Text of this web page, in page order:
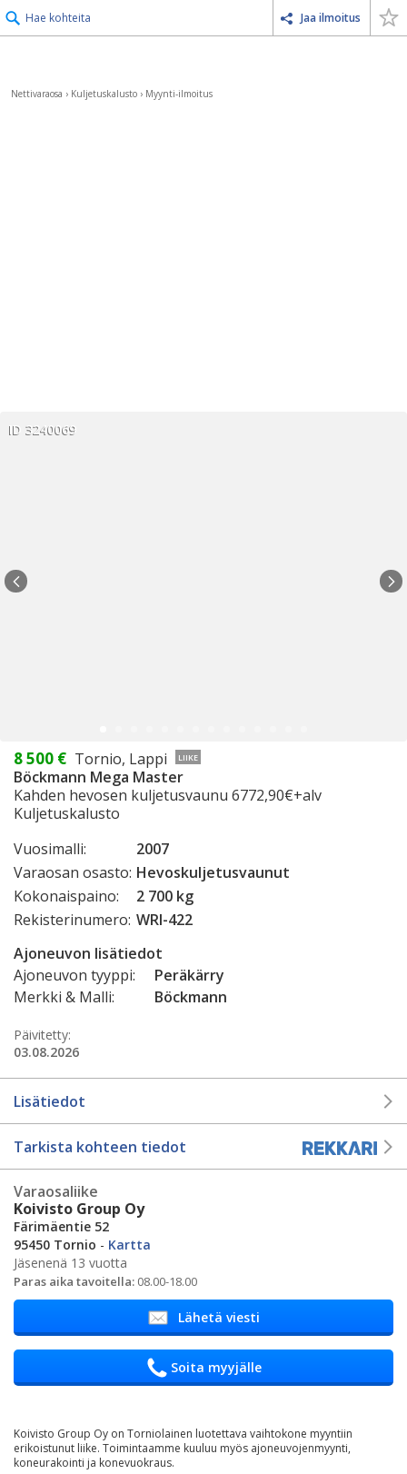
Hae kohteita Jaa ilmoitus
Nettivaraosa › Kuljetuskalusto › Myynti-ilmoitus
ID 3240069
8 500 € Tornio, Lappi LIIKE
Böckmann Mega Master
Kahden hevosen kuljetusvaunu 6772,90€+alv
Kuljetuskalusto
Vuosimalli:
2007
Varaosan osasto: Hevoskuljetusvaunut
Kokonaispaino:
2 700 kg
Rekisterinumero: WRI-422
Ajoneuvon lisätiedot
Ajoneuvon tyyppi:
Peräkärry
Merkki & Malli:
Böckmann
Päivitetty:
03.08.2026
Lisätiedot
Tarkista kohteen tiedot
Varaosaliike
Koivisto Group Oy
Färimäentie 52
95450 Tornio - Kartta
Jäsenenä 13 vuotta
Paras aika tavoitella: 08.00-18.00
Lähetä viesti
Soita myyjälle
Koivisto Group Oy on Torniolainen luotettava vaihtokone myyntiin
erikoistunut liike. Toimintaamme kuuluu myös ajoneuvojenmyynti,
koneurakointi ja konevuokraus.